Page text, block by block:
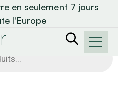
en seulement 7 jours
l'Europe